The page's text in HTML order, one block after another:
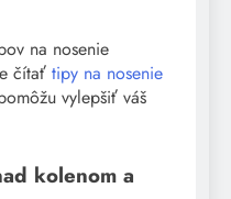
na nosenie
čítať tipy na nosenie
vylepšiť váš
kolenom a